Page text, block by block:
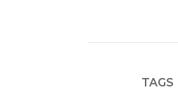
TAGS